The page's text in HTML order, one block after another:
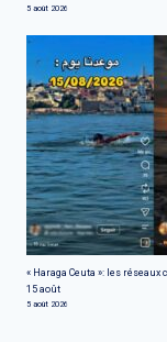
5 août 2026
« Haraga Ceuta »: les
15 août
5 août 2026